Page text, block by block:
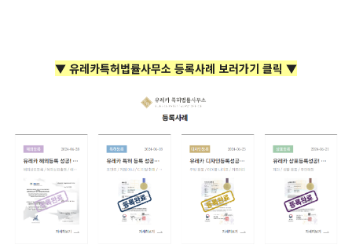
▼ 유레카특허법률사무소 등록사례 보러가기 클릭 ▼